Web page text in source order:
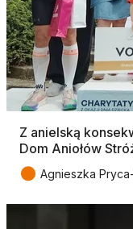
Z anielską
Dom Aniołów
● Agnieszka